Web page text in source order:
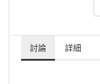
討論 詳細